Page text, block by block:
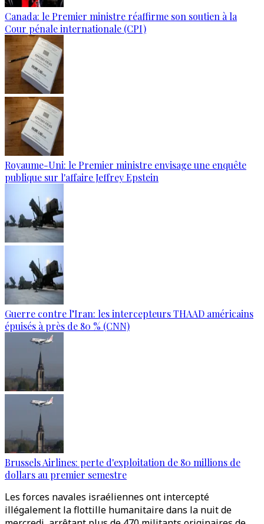
Canada: le Premier ministre réaffirme son soutien à la
Cour pénale internationale (CPI)
Royaume-Uni: le Premier ministre envisage une enquête
publique sur l'affaire Jeffrey Epstein
Guerre contre l’Iran: les intercepteurs THAAD américains
épuisés à près de 80 % (CNN)
Brussels Airlines: perte d'exploitation de 80 millions de
dollars au premier semestre
Les forces navales israéliennes ont intercepté
illégalement la flottille humanitaire dans la nuit de